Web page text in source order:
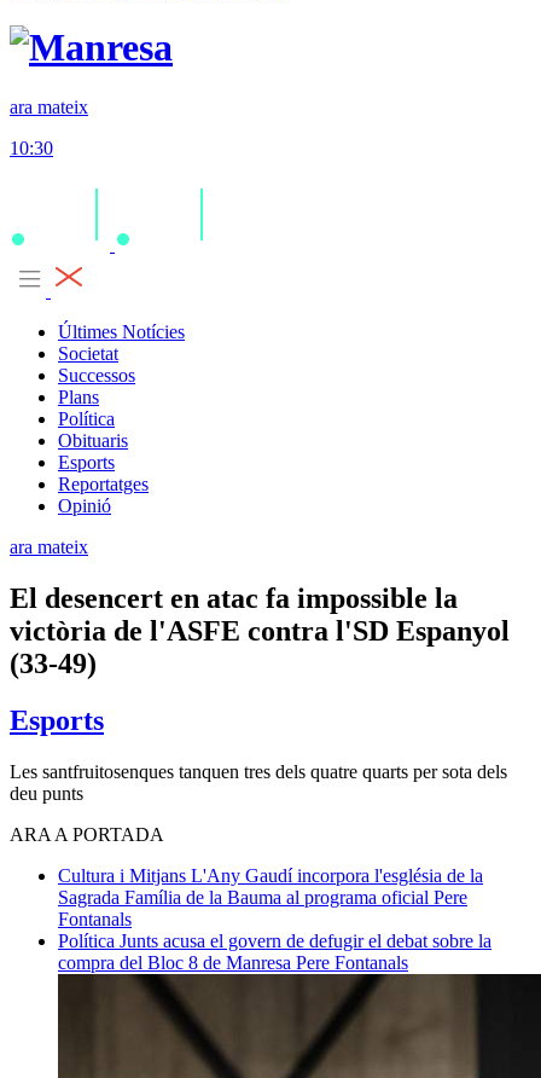
ara mateix
10:30
Últimes Notícies
Societat
Successos
Plans
Política
Obituaris
Esports
Reportatges
Opinió
ara mateix
El desencert en atac fa impossible la
victòria de l'ASFE contra l'SD Espanyol
(33-49)
Esports
Les santfruitosenques tanquen tres dels quatre quarts per sota dels
deu punts
ARA A PORTADA
Cultura i Mitjans L'Any Gaudí incorpora l'església de la
Sagrada Família de la Bauma al programa oficial Pere
Fontanals
Política Junts acusa el govern de defugir el debat sobre la
compra del Bloc 8 de Manresa Pere Fontanals